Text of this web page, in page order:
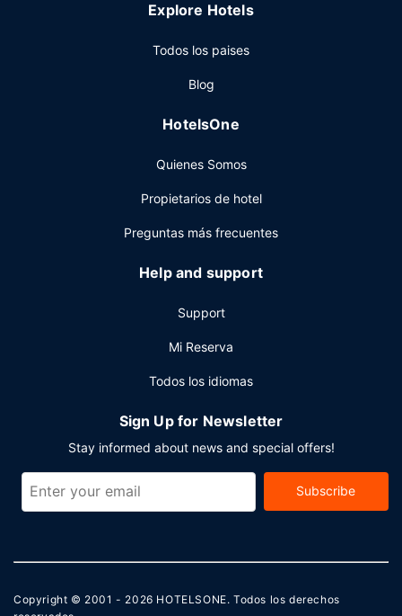
todos los días de 07:30 a 10:00 con un coste adicional.
vestíbulo y atención multilingüe a tu disposición. Hay un
Explore Hotels
Todos los paises
Blog
HotelsOne
Quienes Somos
Propietarios de hotel
Preguntas más frecuentes
Help and support
Support
Mi Reserva
Todos los idiomas
Sign Up for Newsletter
Stay informed about news and special offers!
Subscribe
Copyright © 2001 - 2026 HOTELSONE. Todos los derechos